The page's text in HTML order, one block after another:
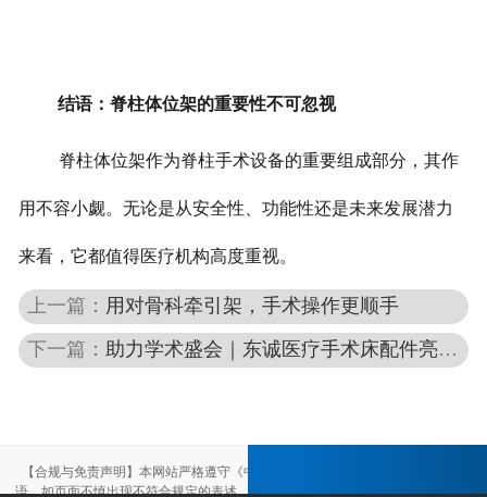
结语：脊柱体位架的重要性不可忽视
脊柱体位架作为脊柱手术设备的重要组成部分，其作
用不容小觑。无论是从安全性、功能性还是未来发展潜力
来看，它都值得医疗机构高度重视。
上一篇： 用对骨科牵引架，手术操作更顺手
下一篇： 助力学术盛会｜东诚医疗手术床配件亮相中国心胸血管麻醉学会护理分会2026年学术会议暨手术体位安置技能交流会
【合规与免责声明】本网站严格遵守《中华人民共和国广告法》，尽力规范用
语。如页面不慎出现不符合规定的表述，敬请联系我们，将立即更正；相关内容